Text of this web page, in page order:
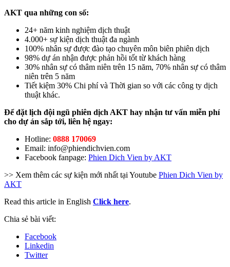
AKT qua những con số:
24+ năm kinh nghiệm dịch thuật
4.000+ sự kiện dịch thuật đa ngành
100% nhân sự được đào tạo chuyên môn biên phiên dịch
98% dự án nhận được phản hồi tốt từ khách hàng
30% nhân sự có thâm niên trên 15 năm, 70% nhân sự có thâm
niên trên 5 năm
Tiết kiệm 30% Chi phí và Thời gian so với các công ty dịch
thuật khác.
Để đặt lịch đội ngũ phiên dịch AKT hay nhận tư vấn miễn phí
cho dự án sắp tới, liên hệ ngay:
Hotline: 0888 170069
Email: info@phiendichvien.com
Facebook fanpage: Phien Dich Vien by AKT
>> Xem thêm các sự kiện mới nhất tại Youtube Phien Dich Vien by
AKT
Read this article in English Click here.
Chia sẻ bài viết:
Facebook
Linkedin
Twitter